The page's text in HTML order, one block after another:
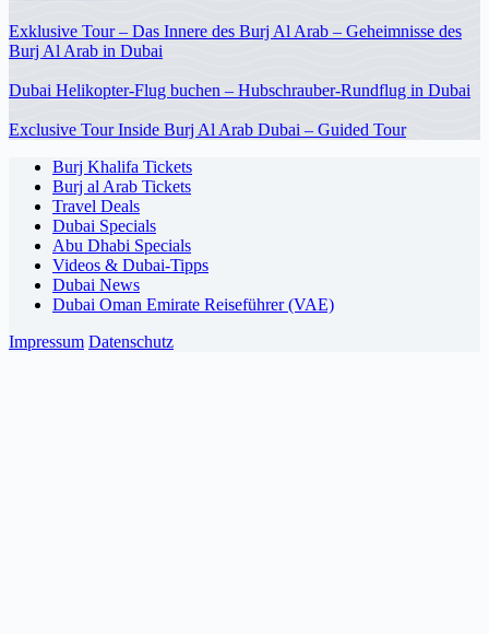
Exklusive Tour – Das Innere des Burj Al Arab – Geheimnisse des
Burj Al Arab in Dubai
Dubai Helikopter-Flug buchen – Hubschrauber-Rundflug in Dubai
Exclusive Tour Inside Burj Al Arab Dubai – Guided Tour
Burj Khalifa Tickets
Burj al Arab Tickets
Travel Deals
Dubai Specials
Abu Dhabi Specials
Videos & Dubai-Tipps
Dubai News
Dubai Oman Emirate Reiseführer (VAE)
Impressum Datenschutz